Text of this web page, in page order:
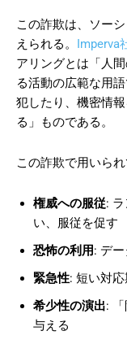
この詐欺は、ソー
えられる。 Imperva
アリングとは「人
る活動の広範な用
犯したり、機密情
る」ものである。
この詐欺で用いら
権威への服従:
い、服従を促す
恐怖の利用: デ
緊急性: 短い対
希少性の演出:
与える